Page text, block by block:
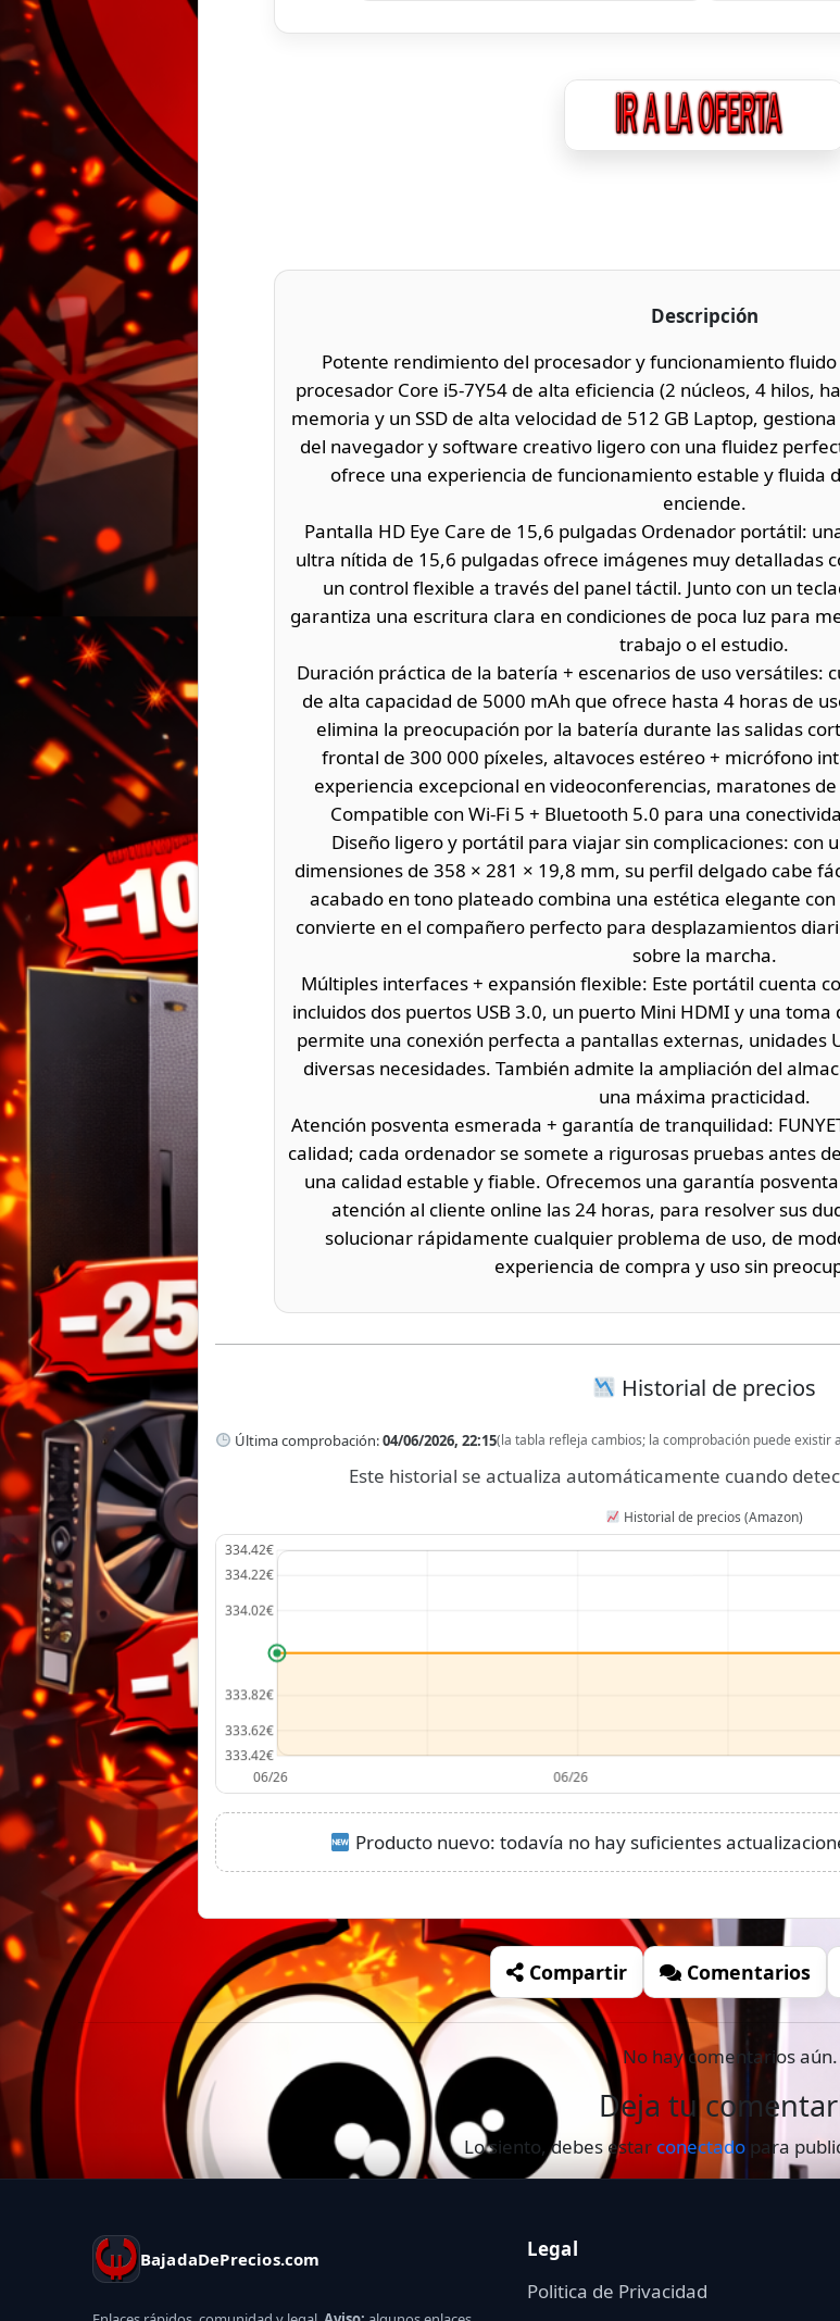
Descripción
Potente rendimiento del procesador y funcionamiento
procesador Core i5-7Y54 de alta eficiencia (2 núcleos, 4 hilos,
memoria y un SSD de alta velocidad de 512 GB Laptop,
del navegador y software creativo ligero con una fluidez
ofrece una experiencia de funcionamiento estable y fluida
enciende.
Pantalla HD Eye Care de 15,6 pulgadas Ordenador portátil:
ultra nítida de 15,6 pulgadas ofrece imágenes muy detalladas
un control flexible a través del panel táctil. Junto con un
garantiza una escritura clara en condiciones de poca luz para
trabajo o el estudio.
Duración práctica de la batería + escenarios de uso versátiles:
de alta capacidad de 5000 mAh que ofrece hasta 4 horas de
elimina la preocupación por la batería durante las salidas
frontal de 300 000 píxeles, altavoces estéreo + micrófono
experiencia excepcional en videoconferencias, maratones
Compatible con Wi-Fi 5 + Bluetooth 5.0 para una
Diseño ligero y portátil para viajar sin complicaciones: con
dimensiones de 358 × 281 × 19,8 mm, su perfil delgado cabe
acabado en tono plateado combina una estética elegante
convierte en el compañero perfecto para desplazamientos
sobre la marcha.
Múltiples interfaces + expansión flexible: Este portátil cuenta
incluidos dos puertos USB 3.0, un puerto Mini HDMI y una
permite una conexión perfecta a pantallas externas, unidades
diversas necesidades. También admite la ampliación del
una máxima practicidad.
Atención posventa esmerada + garantía de tranquilidad:
calidad; cada ordenador se somete a rigurosas pruebas antes
una calidad estable y fiable. Ofrecemos una garantía
atención al cliente online las 24 horas, para resolver sus
solucionar rápidamente cualquier problema de uso, de
experiencia de compra y uso sin
Historial de precios
Última comprobación:04/06/2026, 22:15(la tabla refleja cambios; la comprobación puede existir
Este historial se actualiza automáticamente cuando
Historial de precios (Amazon)
Producto nuevo: todavía no hay suficientes
Compartir Comentarios
No hay comentarios aún.
Deja tu
Lo siento, debes estar conectadopara
BajadaDePrecios.com
Legal
Politica de Privacidad